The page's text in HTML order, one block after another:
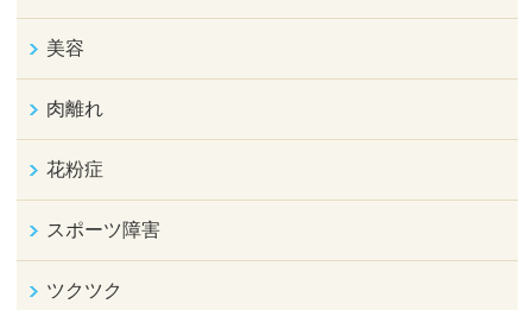
美容
肉離れ
花粉症
スポーツ障害
ツクツク